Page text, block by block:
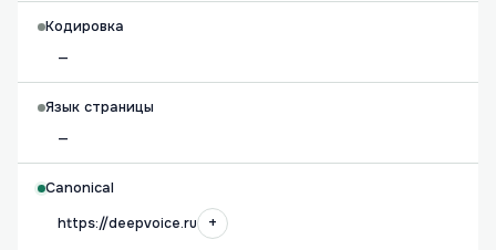
Кодировка
—
Язык страницы
—
Canonical
https://deepvoice.ru
+